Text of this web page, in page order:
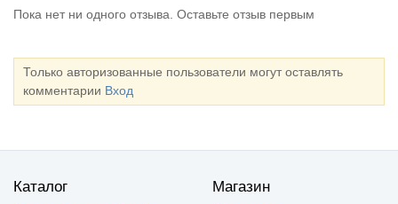
Пока нет ни одного отзыва. Оставьте отзыв первым
Только авторизованные пользователи могут оставлять
комментарии Вход
Каталог Магазин